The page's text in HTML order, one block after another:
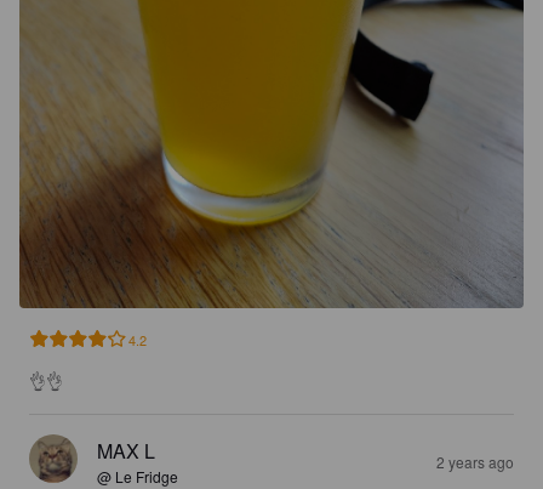
4.2
👌👌
MAX L
@ Le Fridge
2 years ago